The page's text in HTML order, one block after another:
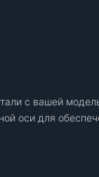
с вашей
оси для